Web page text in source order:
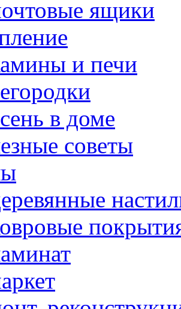
ящики
и печи
в доме
советы